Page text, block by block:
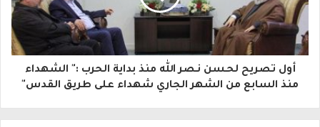
ر
أول تصريح لحـسن نـصر الله منذ بداية الحرب :" الشهداء
منذ السابع من الشهر الجاري شهداء على طريق القدس"